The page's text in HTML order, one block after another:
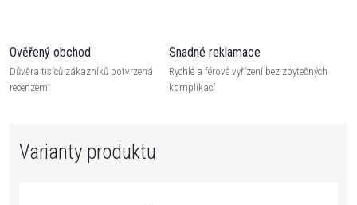
Ověřený obchod
Důvěra tisíců zákazníků potvrzená
recenzemi
Snadné reklamace
Rychlé a férové vyřízení bez zbytečných
komplikací